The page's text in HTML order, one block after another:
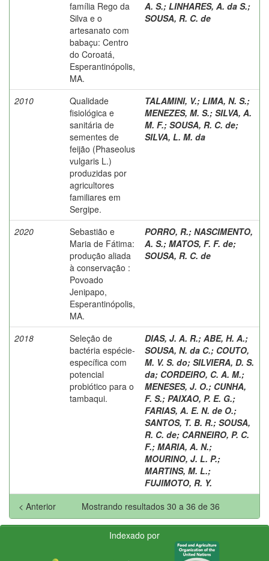
família Rego da
Silva e o
artesanato com
babaçu: Centro
do Coroatá,
Esperantinópolis,
MA.
A. S.; LINHARES, A. da S.;
SOUSA, R. C. de
2010
Qualidade
fisiológica e
sanitária de
sementes de
feijão (Phaseolus
vulgaris L.)
produzidas por
agricultores
familiares em
Sergipe.
TALAMINI, V.; LIMA, N. S.;
MENEZES, M. S.; SILVA, A.
M. F.; SOUSA, R. C. de;
SILVA, L. M. da
2020
Sebastião e
Maria de Fátima:
produção aliada
à conservação :
Povoado
Jenipapo,
Esperantinópolis,
MA.
PORRO, R.; NASCIMENTO,
A. S.; MATOS, F. F. de;
SOUSA, R. C. de
2018
Seleção de
bactéria espécie-
específica com
potencial
probiótico para o
tambaqui.
DIAS, J. A. R.; ABE, H. A.;
SOUSA, N. da C.; COUTO,
M. V. S. do; SILVIERA, D. S.
da; CORDEIRO, C. A. M.;
MENESES, J. O.; CUNHA,
F. S.; PAIXAO, P. E. G.;
FARIAS, A. E. N. de O.;
SANTOS, T. B. R.; SOUSA,
R. C. de; CARNEIRO, P. C.
F.; MARIA, A. N.;
MOURINO, J. L. P.;
MARTINS, M. L.;
FUJIMOTO, R. Y.
Mostrando resultados 30 a 36 de 36
< Anterior
Indexado por